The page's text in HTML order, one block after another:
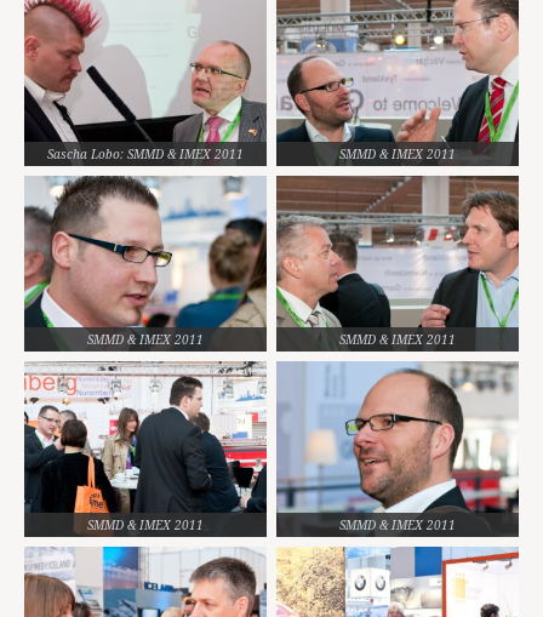
Sascha Lobo: SMMD & IMEX 2011 SMMD & IMEX 2011
SMMD & IMEX 2011 SMMD & IMEX 2011
SMMD & IMEX 2011 SMMD & IMEX 2011